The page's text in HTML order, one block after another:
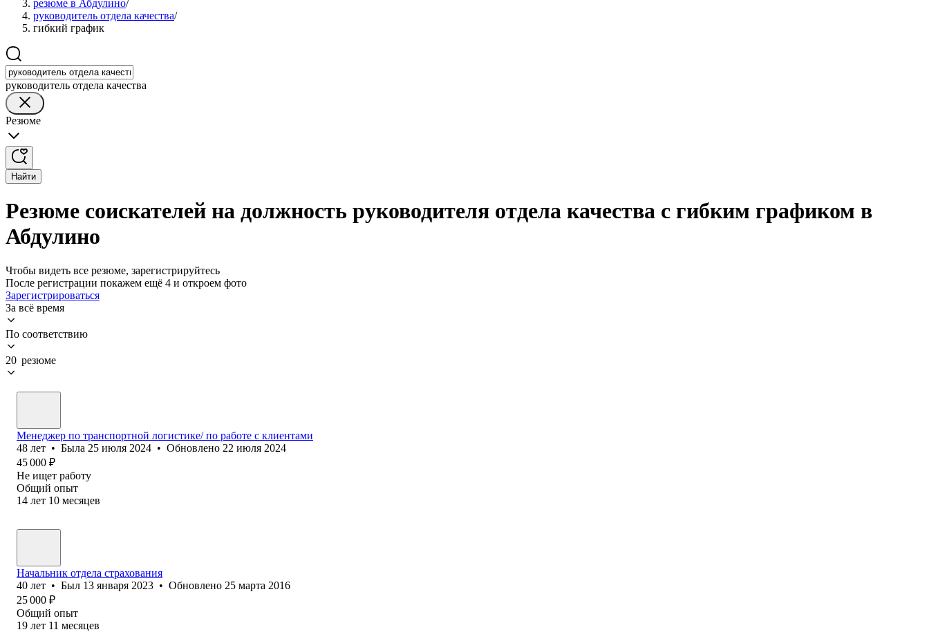
резюме в Абдулино/
руководитель отдела качества/
гибкий график
руководитель отдела качества
Резюме
Найти
Резюме соискателей на должность руководителя отдела качества с гибким графиком в
Абдулино
Чтобы видеть все резюме, зарегистрируйтесь
После регистрации покажем ещё 4 и откроем фото
Зарегистрироваться
За всё время
По соответствию
20 резюме
Менеджер по транспортной логистике/ по работе с клиентами
48 лет • Была 25 июля 2024 • Обновлено 22 июля 2024
45 000 ₽
Не ищет работу
Общий опыт
14 лет 10 месяцев
Начальник отдела страхования
40 лет • Был 13 января 2023 • Обновлено 25 марта 2016
25 000 ₽
Общий опыт
19 лет 11 месяцев